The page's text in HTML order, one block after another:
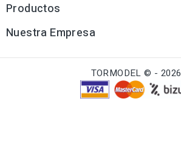
Productos
Nuestra Empresa
TORMODEL © - 2026